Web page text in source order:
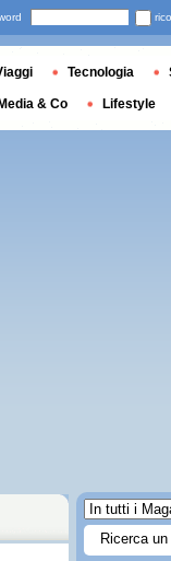
Tecnologia
Media & Co Lifestyle